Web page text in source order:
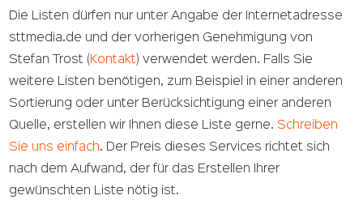
Die Listen dürfen nur unter Angabe der Internetadresse
sttmedia.de und der vorherigen Genehmigung von
Stefan Trost ( Kontakt) verwendet werden. Falls Sie
weitere Listen benötigen, zum Beispiel in einer anderen
Sortierung oder unter Berücksichtigung einer anderen
Quelle, erstellen wir Ihnen diese Liste gerne. Schreiben
Sie uns einfach. Der Preis dieses Services richtet sich
nach dem Aufwand, der für das Erstellen Ihrer
gewünschten Liste nötig ist.